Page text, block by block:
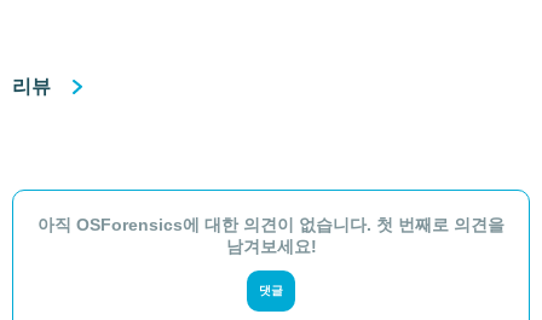
리뷰
아직 OSForensics에 대한 의견이 없습니다. 첫 번째로 의견을
남겨보세요!
댓글